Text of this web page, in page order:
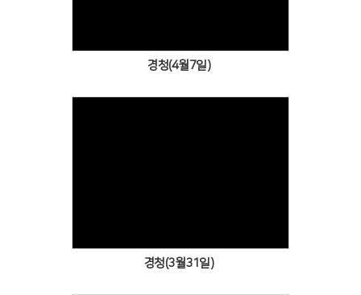
경청(4월7일)
경청(3월31일)